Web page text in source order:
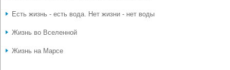
Есть жизнь - есть вода. Нет жизни - нет воды
Жизнь во Вселенной
Жизнь на Марсе